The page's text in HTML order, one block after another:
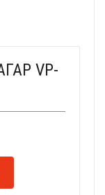
VP-